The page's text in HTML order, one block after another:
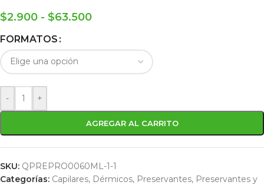
$2.900 - $63.500
FORMATOS
- +
AGREGAR AL CARRITO
SKU: QPREPRO0060ML-1-1
Categorías: Capilares, Dérmicos, Preservantes, Preservantes y